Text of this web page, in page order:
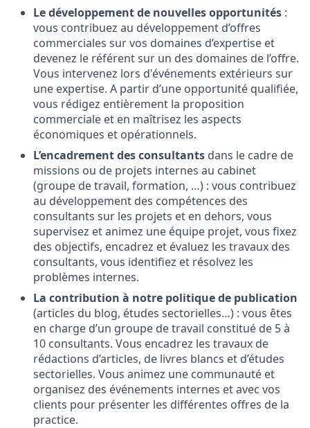
Le développement de nouvelles opportunités :
vous contribuez au développement d’offres
commerciales sur vos domaines d’expertise et
devenez le référent sur un des domaines de l’offre.
Vous intervenez lors d'événements extérieurs sur
une expertise. A partir d’une opportunité qualifiée,
vous rédigez entièrement la proposition
commerciale et en maîtrisez les aspects
économiques et opérationnels.
L’encadrement des consultants dans le cadre de
missions ou de projets internes au cabinet
(groupe de travail, formation, …) : vous contribuez
au développement des compétences des
consultants sur les projets et en dehors, vous
supervisez et animez une équipe projet, vous fixez
des objectifs, encadrez et évaluez les travaux des
consultants, vous identifiez et résolvez les
problèmes internes.
La contribution à notre politique de publication
(articles du blog, études sectorielles…) : vous êtes
en charge d’un groupe de travail constitué de 5 à
10 consultants. Vous encadrez les travaux de
rédactions d’articles, de livres blancs et d’études
sectorielles. Vous animez une communauté et
organisez des événements internes et avec vos
clients pour présenter les différentes offres de la
practice.